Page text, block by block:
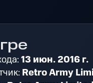
13 июн. 2016 г.
Retro Army